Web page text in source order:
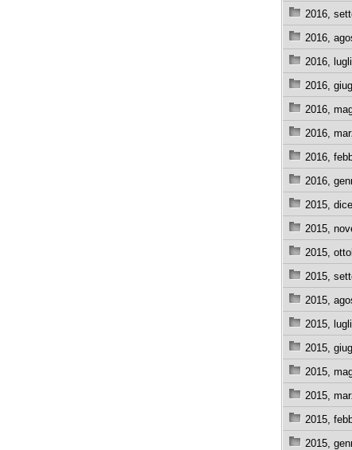
2016,
2016,
2016,
2016,
2016,
2016,
2016,
2016,
2015,
2015,
2015,
2015,
2015,
2015,
2015,
2015,
2015,
2015,
2015,